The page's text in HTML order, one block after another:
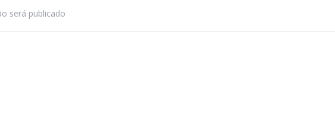
será publicado